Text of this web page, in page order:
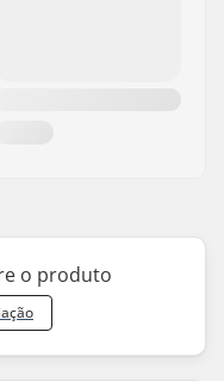
o produto